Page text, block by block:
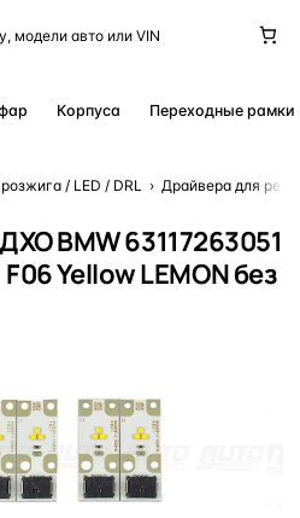
Корпуса Переходные рамки
/ LED / DRL › Драйвера для
BMW 63117263051
Yellow LEMON без